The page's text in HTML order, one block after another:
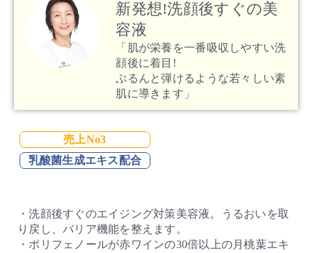
新発想!洗顔後すぐの美
容液
「肌が栄養を一番吸収しやすい洗
顔後に着目!
ぷるんと弾けるような若々しい素
肌に導きます」
売上No3
乳酸菌生成エキス配合
・洗顔後すぐのエイジング対策美容液。うるおいを取
り戻し、バリア機能を整えます。
・ポリフェノールが赤ワインの30倍以上の月桃葉エキ